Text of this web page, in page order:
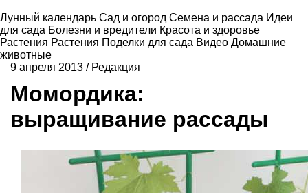
Лунный календарь Сад и огород Семена и рассада Идеи
для сада Болезни и вредители Красота и здоровье
Растения Растения Поделки для сада Видео Домашние
животные
9 апреля 2013 / Редакция
Момордика:
выращивание рассады